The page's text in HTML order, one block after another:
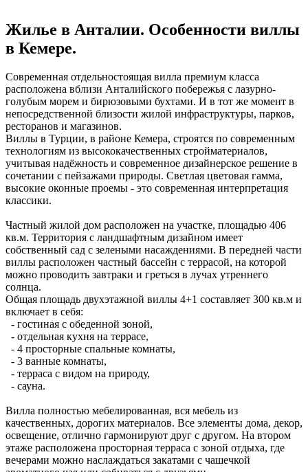
Жилье в Анталии. Особенности виллы
в Кемере.
Современная отдельностоящая вилла премиум класса
расположена вблизи Анталийского побережья с лазурно-
голубым морем и бирюзовыми бухтами. И в тот же момент в
непосредственной близости жилой инфраструктуры, парков,
ресторанов и магазинов.
Виллы в Турции, в районе Кемера, строятся по современным
технологиям из высококачественных стройматериалов,
учитывая надёжность и современное дизайнерское решение в
сочетании с пейзажами природы. Светлая цветовая гамма,
высокие оконные проемы - это современная интерпретация
классики.
Частный жилой дом расположен на участке, площадью 406
кв.м. Территория с ландшафтным дизайном имеет
собственный сад с зелеными насаждениями. В передней части
виллы расположен частный бассейн с террасой, на которой
можно проводить завтраки и греться в лучах утреннего
солнца.
Общая площадь двухэтажной виллы 4+1 составляет 300 кв.м и
включает в себя:
- гостиная с обеденной зоной,
- отдельная кухня на террасе,
- 4 просторные спальные комнаты,
- 3 ванные комнаты,
- терраса с видом на природу,
- сауна.
Вилла полностью мебелированная, вся мебель из
качественных, дорогих материалов. Все элементы дома, декор,
освещение, отлично гармонируют друг с другом. На втором
этаже расположена просторная терраса с зоной отдыха, где
вечерами можно наслаждаться закатами с чашечкой